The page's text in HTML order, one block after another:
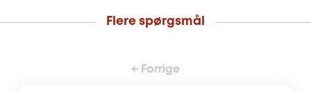
Flere spørgsmål
← Forrige